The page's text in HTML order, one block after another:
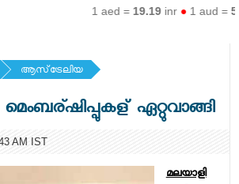
1 aed =19.19inr●1 aud =
ആസ്‌ട്രേലിയ
ഏറ്റുവാങ്ങി
AM IST
മലയാളി